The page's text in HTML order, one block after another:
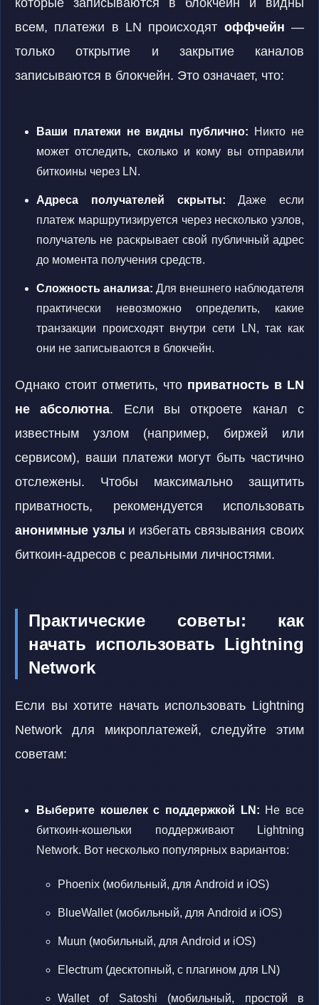
которые записываются в блокчейн и видны
всем, платежи в LN происходят оффчейн —
только открытие и закрытие каналов
записываются в блокчейн. Это означает, что:
Ваши платежи не видны публично: Никто не
может отследить, сколько и кому вы отправили
биткоины через LN.
Адреса получателей скрыты: Даже если
платеж маршрутизируется через несколько узлов,
получатель не раскрывает свой публичный адрес
до момента получения средств.
Сложность анализа: Для внешнего наблюдателя
практически невозможно определить, какие
транзакции происходят внутри сети LN, так как
они не записываются в блокчейн.
Однако стоит отметить, что приватность в LN
не абсолютна. Если вы откроете канал с
известным узлом (например, биржей или
сервисом), ваши платежи могут быть частично
отслежены. Чтобы максимально защитить
приватность, рекомендуется использовать
анонимные узлыи избегать связывания своих
биткоин-адресов с реальными личностями.
Практические советы: как
начать использовать Lightning
Network
Если вы хотите начать использовать Lightning
Network для микроплатежей, следуйте этим
советам:
Выберите кошелек с поддержкой LN: Не все
биткоин-кошельки поддерживают Lightning
Network. Вот несколько популярных вариантов:
Phoenix (мобильный, для Android и iOS)
BlueWallet (мобильный, для Android и iOS)
Muun (мобильный, для Android и iOS)
Electrum (десктопный, с плагином для LN)
Wallet of Satoshi (мобильный, простой в